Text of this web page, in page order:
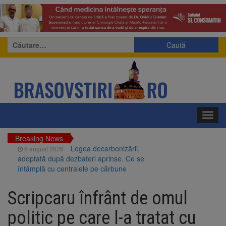
Caută
după:
Breaking News
6 august 2026
Legea decarbonizării,
adoptată după dezbateri aprinse. Ce se
întâmplă cu centralele pe cărbune
de Senat cu amendamentele PSD și AUR.
Proiectul merge la promulgare
6 august 2026
Artiști din SUA și Cuba vin la
Brașov Jazz & Blues Festival. Ediția a 14-a
Scripcaru înfrânt de omul
politic pe care l-a tratat cu